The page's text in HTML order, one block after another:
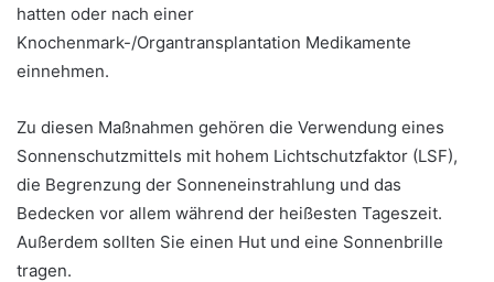
hatten oder nach einer
Knochenmark-/Organtransplantation Medikamente
einnehmen.
Zu diesen Maßnahmen gehören die Verwendung eines
Sonnenschutzmittels mit hohem Lichtschutzfaktor (LSF),
die Begrenzung der Sonneneinstrahlung und das
Bedecken vor allem während der heißesten Tageszeit.
Außerdem sollten Sie einen Hut und eine Sonnenbrille
tragen.